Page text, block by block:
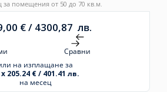
за помещения от 50 до 70 кв.м.
€/ 4300,87 лв.
Сравни
на изплащане за
205.24 € / 401.41 лв.
на месец